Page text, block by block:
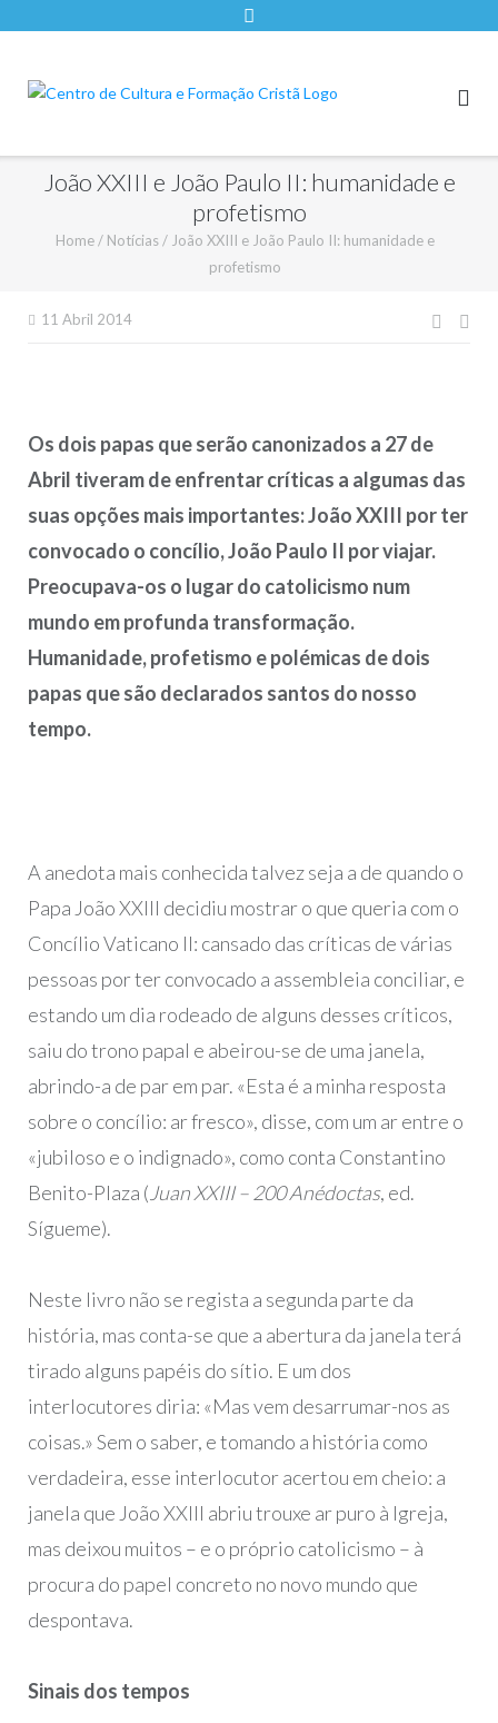
João XXIII e João Paulo II: humanidade e
profetismo
Home / Notícias / João XXIII e João Paulo II: humanidade e
profetismo
11 Abril 2014
Os dois papas que serão canonizados a 27 de
Abril tiveram de enfrentar críticas a algumas das
suas opções mais importantes: João XXIII por ter
convocado o concílio, João Paulo II por viajar.
Preocupava-os o lugar do catolicismo num
mundo em profunda transformação.
Humanidade, profetismo e polémicas de dois
papas que são declarados santos do nosso
tempo.
A anedota mais conhecida talvez seja a de quando o
Papa João XXIII decidiu mostrar o que queria com o
Concílio Vaticano II: cansado das críticas de várias
pessoas por ter convocado a assembleia conciliar, e
estando um dia rodeado de alguns desses críticos,
saiu do trono papal e abeirou-se de uma janela,
abrindo-a de par em par. «Esta é a minha resposta
sobre o concílio: ar fresco», disse, com um ar entre o
«jubiloso e o indignado», como conta Constantino
Benito-Plaza ( Juan XXIII – 200 Anédoctas, ed.
Sígueme).
Neste livro não se regista a segunda parte da
história, mas conta-se que a abertura da janela terá
tirado alguns papéis do sítio. E um dos
interlocutores diria: «Mas vem desarrumar-nos as
coisas.» Sem o saber, e tomando a história como
verdadeira, esse interlocutor acertou em cheio: a
janela que João XXIII abriu trouxe ar puro à Igreja,
mas deixou muitos – e o próprio catolicismo – à
procura do papel concreto no novo mundo que
despontava.
Sinais dos tempos